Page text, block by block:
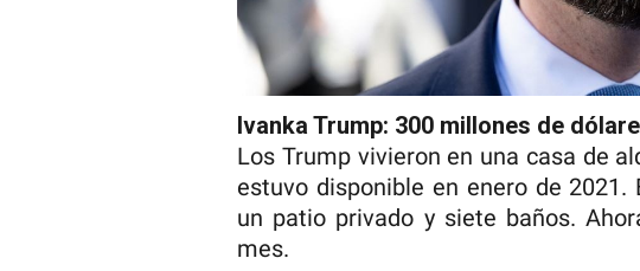
Ivanka Trump: 300 millones de
Los Trump vivieron en una casa de
estuvo disponible en enero de
un patio privado y siete baños.
mes.